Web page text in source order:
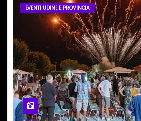
EVENTI UDINE E PROVINCIA